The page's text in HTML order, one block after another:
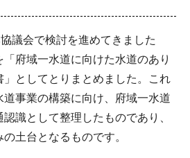
議会で検討を進めてきました
府域一水道に向けた水道のあり
としてとりまとめました。これ
事業の構築に向け、府域一水道
識として整理したものであり、
土台となるものです。